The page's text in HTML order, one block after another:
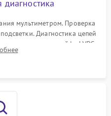
диагностика
мультиметром. Проверка
Диагностика цепей
сигналов на шлейфе LVDS